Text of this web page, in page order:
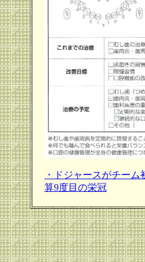
・ドジャースがチー
算9度目の栄冠